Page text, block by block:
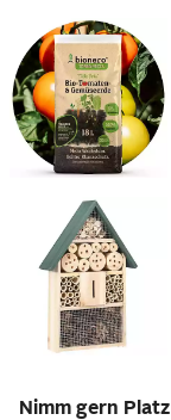
Nimm gern Platz